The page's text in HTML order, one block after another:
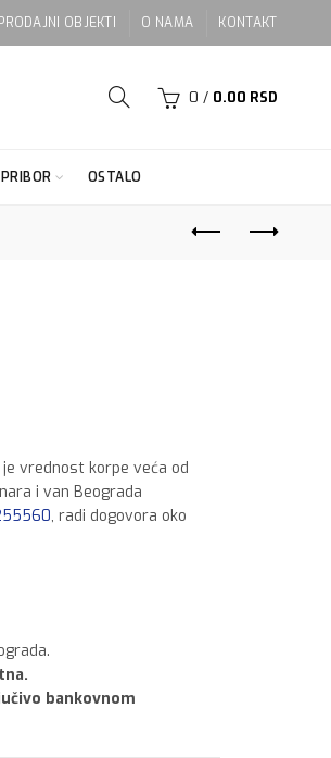
PRODAJNI OBJEKTI O NAMA KONTAKT
0 / 0.00 RSD
OSTALO
vrednost korpe veća od
i van Beograda
, radi dogovora oko
bankovnom